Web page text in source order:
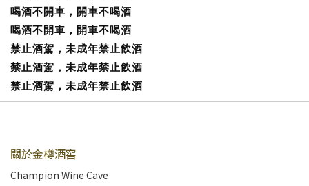
喝酒不開車，開車不喝酒
喝酒不開車，開車不喝酒
禁止酒駕，未成年禁止飲酒
禁止酒駕，未成年禁止飲酒
禁止酒駕，未成年禁止飲酒
關於金樽酒窖
Champion Wine Cave